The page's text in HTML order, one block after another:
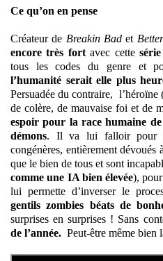
Ce qu’on en pense
Créateur de Breakin Badet
encore très fortavec cette
tous les codes du genre et
l’humanité serait elle plus
Persuadée du contraire, l’héroïne
de colère, de mauvaise foi et de
espoir pour la race humaine
démons. Il va lui falloir pour
congénères, entièrement dévoués
que le bien de tous et sont
comme une IA bien élevée),
lui permette d’inverser le
gentils zombies béats de
surprises en surprises ! Sans
de l’année. Peut-être même bien